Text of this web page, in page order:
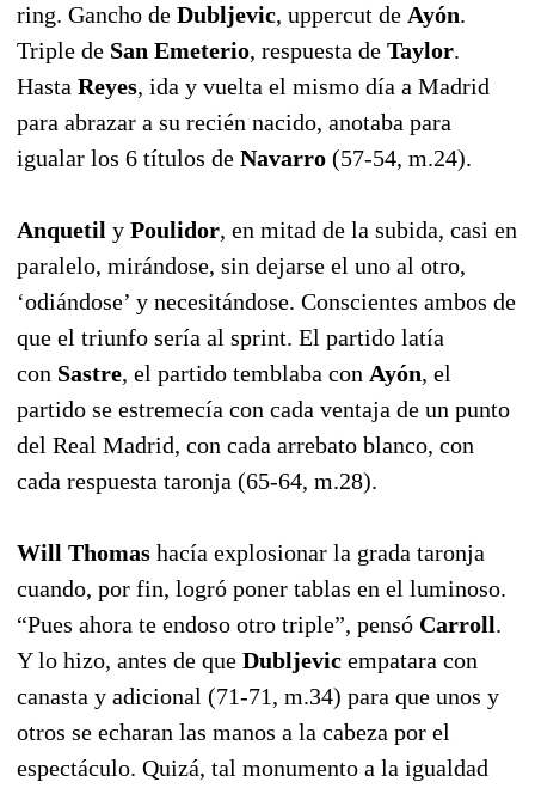
ring. Gancho de Dubljevic, uppercut de Ayón.
Triple de San Emeterio, respuesta de Taylor.
Hasta Reyes, ida y vuelta el mismo día a Madrid
para abrazar a su recién nacido, anotaba para
igualar los 6 títulos de Navarro (57-54, m.24).
Anquetil y Poulidor, en mitad de la subida, casi en
paralelo, mirándose, sin dejarse el uno al otro,
‘odiándose’ y necesitándose. Conscientes ambos de
que el triunfo sería al sprint. El partido latía
con Sastre, el partido temblaba con Ayón, el
partido se estremecía con cada ventaja de un punto
del Real Madrid, con cada arrebato blanco, con
cada respuesta taronja (65-64, m.28).
Will Thomas hacía explosionar la grada taronja
cuando, por fin, logró poner tablas en el luminoso.
“Pues ahora te endoso otro triple”, pensó Carroll.
Y lo hizo, antes de que Dubljevic empatara con
canasta y adicional (71-71, m.34) para que unos y
otros se echaran las manos a la cabeza por el
espectáculo. Quizá, tal monumento a la igualdad